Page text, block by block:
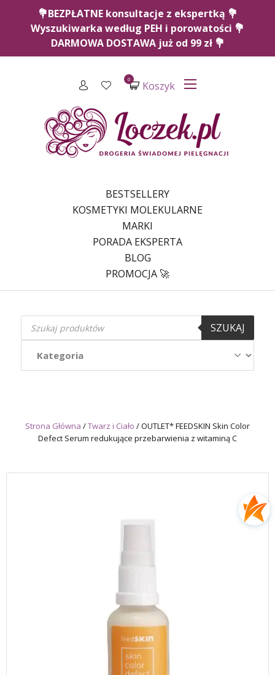
💐BEZPŁATNE konsultacje z ekspertką 💐
Wyszukiwarka według PEH i porowatości 💐
DARMOWA DOSTAWA już od 99 zł 💐
Koszyk
0
BESTSELLERY
KOSMETYKI MOLEKULARNE
MARKI
PORADA EKSPERTA
BLOG
PROMOCJA 🚀
Wyszukiwarka
produktów
SZUKAJ
Strona Główna /Twarz i Ciało /OUTLET* FEEDSKIN Skin Color
Defect Serum redukujące przebarwienia z witaminą C